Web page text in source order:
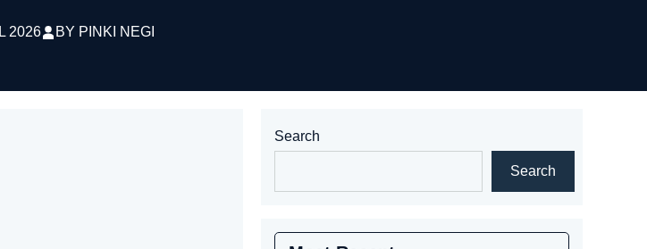
2026 BY PINKI NEGI
Search
Search